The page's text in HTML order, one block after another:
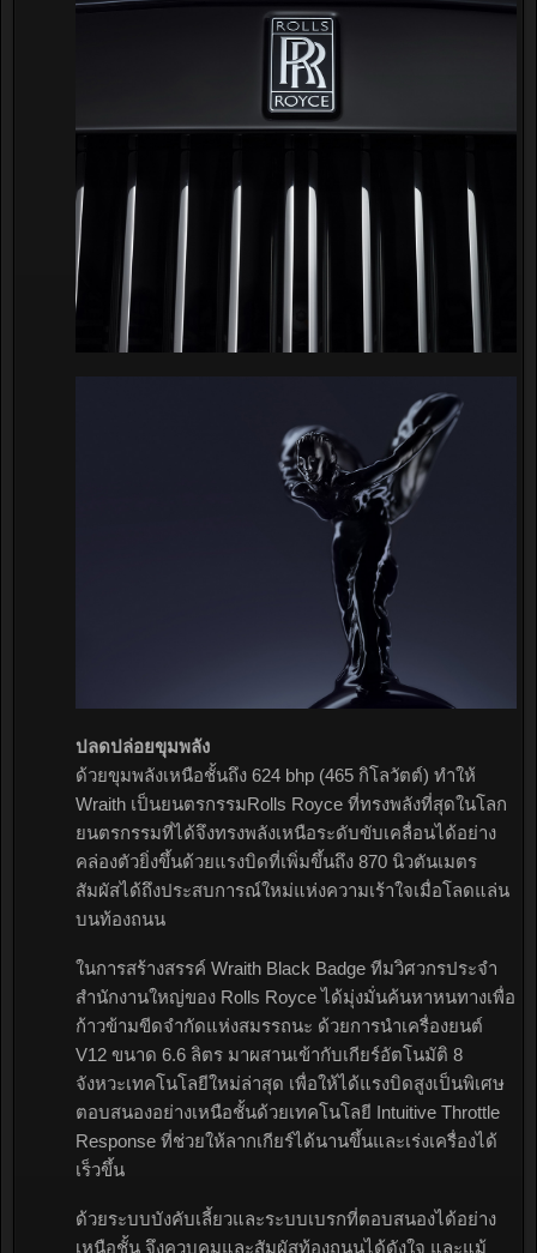
ปลดปล่อยขุมพลัง
ด้วยขุมพลังเหนือชั้นถึง 624 bhp (465 กิโลวัตต์) ทำให้
Wraith เป็นยนตรกรรมRolls Royce ที่ทรงพลังที่สุดในโลก
ยนตรกรรมที่ได้จึงทรงพลังเหนือระดับขับเคลื่อนได้อย่าง
คล่องตัวยิ่งขึ้นด้วยแรงบิดที่เพิ่มขึ้นถึง 870 นิวตันเมตร
สัมผัสได้ถึงประสบการณ์ใหม่แห่งความเร้าใจเมื่อโลดแล่น
บนท้องถนน
ในการสร้างสรรค์ Wraith Black Badge ทีมวิศวกรประจำ
สำนักงานใหญ่ของ Rolls Royce ได้มุ่งมั่นค้นหาหนทางเพื่อ
ก้าวข้ามขีดจำกัดแห่งสมรรถนะ ด้วยการนำเครื่องยนต์
V12 ขนาด 6.6 ลิตร มาผสานเข้ากับเกียร์อัตโนมัติ 8
จังหวะเทคโนโลยีใหม่ล่าสุด เพื่อให้ได้แรงบิดสูงเป็นพิเศษ
ตอบสนองอย่างเหนือชั้นด้วยเทคโนโลยี Intuitive Throttle
Response ที่ช่วยให้ลากเกียร์ได้นานขึ้นและเร่งเครื่องได้
เร็วขึ้น
ด้วยระบบบังคับเลี้ยวและระบบเบรกที่ตอบสนองได้อย่าง
เหนือชั้น จึงควบคุมและสัมผัสท้องถนนได้ดังใจ และแม้